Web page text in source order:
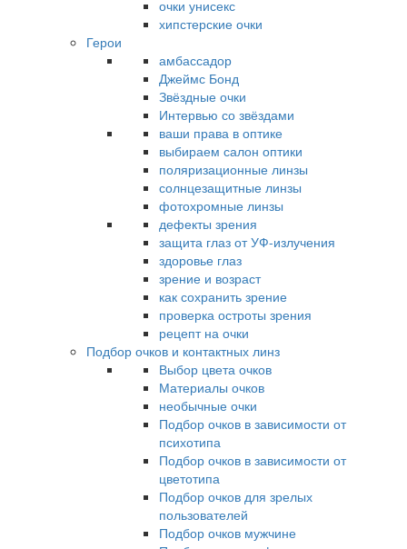
очки унисекс
хипстерские очки
Герои
амбассадор
Джеймс Бонд
Звёздные очки
Интервью со звёздами
ваши права в оптике
выбираем салон оптики
поляризационные линзы
солнцезащитные линзы
фотохромные линзы
дефекты зрения
защита глаз от УФ-излучения
здоровье глаз
зрение и возраст
как сохранить зрение
проверка остроты зрения
рецепт на очки
Подбор очков и контактных линз
Выбор цвета очков
Материалы очков
необычные очки
Подбор очков в зависимости от
психотипа
Подбор очков в зависимости от
цветотипа
Подбор очков для зрелых
пользователей
Подбор очков мужчине